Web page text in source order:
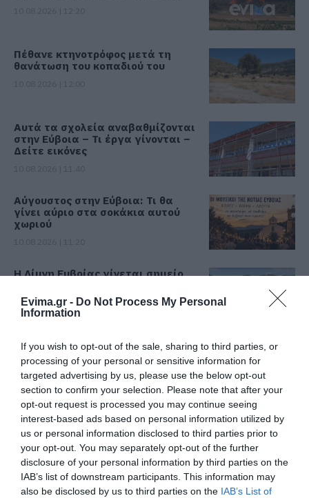
Evima.gr - Do Not Process My Personal
Information
If you wish to opt-out of the sale, sharing to third parties, or
processing of your personal or sensitive information for
targeted advertising by us, please use the below opt-out
section to confirm your selection. Please note that after your
opt-out request is processed you may continue seeing
interest-based ads based on personal information utilized by
us or personal information disclosed to third parties prior to
your opt-out. You may separately opt-out of the further
disclosure of your personal information by third parties on the
IAB’s list of downstream participants. This information may
also be disclosed by us to third parties on the IAB’s List of
Πέθανε κτηνοτρόφος μετά τη
θανάτωση του κοπαδιού του
Αυτά τα σχολεία αναβαθμίζονται
στην Εύβοια – Τι έργα γίνονται –
Δείτε εικόνες
Αύγουστος στην Εύβοια: Τι θα
γίνει αύριο στα σοκάκια αυτού
χωριού
Η Λίμνη Ευβοίας γίνεται σημείο
Στερεάς Ελλάδας
10.08.2026 | 11:00
Χαλκίδα: Γιατί φωτίστηκε στα
μωβ- ροζ το δημαρχείο στην
παραλία
10.08.2026 | 10:40
Έκτακτη διακοπή νερού στους
Ωρεούς Ευβοίας
10.08.2026 | 10:20
Ελεγκτές της ΑΑΔΕ κατέσχεσαν
Όλες οι τελευταίες ειδήσεις
ΠΕΡΙΣΣΟΤΕΡΑ ΑΠΟ ΑΘΛΗΤΙΚΑ